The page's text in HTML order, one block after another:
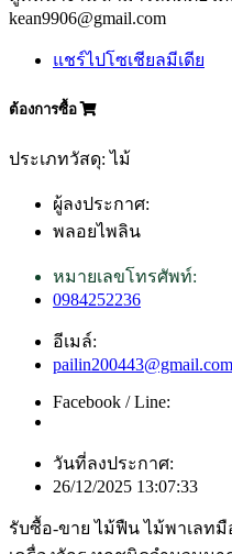
kean9906@gmail.com
แชร์ไปโซเชียลมีเดีย
ต้องการซื้อ
ประเภทวัสดุ: ไม้
ผู้ลงประกาศ:
พลอยไพลิน
หมายเลขโทรศัพท์:
0984252236
อีเมล์:
pailin200443@gmail.com
Facebook / Line:
วันที่ลงประกาศ:
26/12/2025 13:07:33
รับซื้อ-ขาย ไม้ฟืน ไม้พาเลท